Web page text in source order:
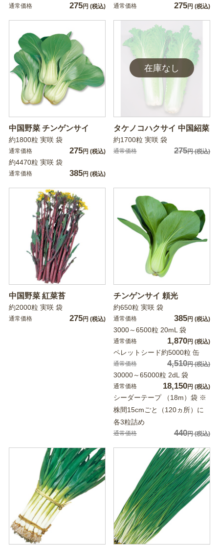
通常価格 275円 (税込) 通常価格 275円 (税込)
中国野菜 チンゲンサイ
約1800粒 実咲 袋
通常価格 275円 (税込)
約4470粒 実咲 袋
通常価格 385円 (税込)
タケノコハクサイ 中国紹菜
約1700粒 実咲 袋
通常価格 275円(税込)
中国野菜 紅菜苔
約2000粒 実咲 袋
通常価格 275円 (税込)
チンゲンサイ 頼光
約650粒 実咲 袋
通常価格 385円 (税込)
3000～6500粒 20mL 袋
通常価格 1,870円 (税込)
ペレットシード約5000粒 缶
通常価格 4,510円(税込)
30000～65000粒 2dL 袋
通常価格 18,150円 (税込)
シーダーテープ （18m）袋 ※
株間15cmごと（120ヵ所）に
各3粒詰め
通常価格 440円(税込)